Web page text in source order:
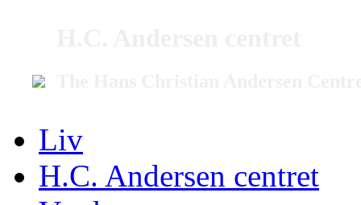
Liv
H.C. Andersen centret